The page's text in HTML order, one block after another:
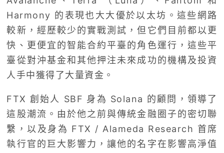
Harmony 的表現也大大優於以太坊。這些網路
較新，經歷較少的實戰測試，但它們目前都以更
快、更便宜的智能合約平臺的角色運行，這些平
臺從對沖基金和其他押注未來成功的機構及投資
人手中獲得了大量資金。
FTX 創始人 SBF 身為 Solana 的顧問，領導了
這股潮流。由於他之前與傳統金融圈子的密切聯
繫，以及身為 FTX / Alameda Research 首席
執行官的巨大影響力，讓他的名字在影響高淨值